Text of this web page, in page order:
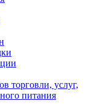
торговли, услуг,
питания